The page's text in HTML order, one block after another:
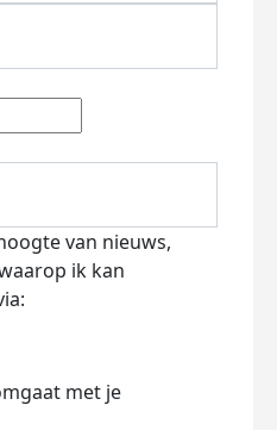
van nieuws,
ik kan
met je